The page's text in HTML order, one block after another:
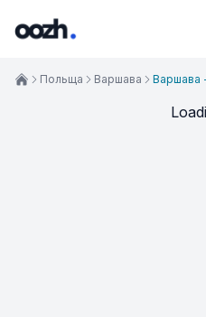
Польща Варшава Варшава -